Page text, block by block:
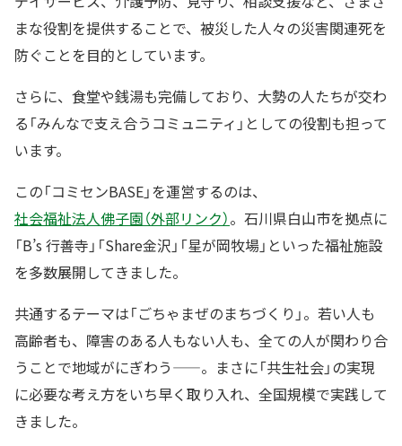
まな役割を提供することで、被災した人々の災害関連死を
防ぐことを目的としています。
さらに、食堂や銭湯も完備しており、大勢の人たちが交わ
る「みんなで支え合うコミュニティ」としての役割も担って
います。
この「コミセンBASE」を運営するのは、
社会福祉法人佛子園（外部リンク）。石川県白山市を拠点に
「B’s 行善寺」「Share金沢」「星が岡牧場」といった福祉施設
を多数展開してきました。
共通するテーマは「ごちゃまぜのまちづくり」。若い人も
高齢者も、障害のある人もない人も、全ての人が関わり合
うことで地域がにぎわう——。まさに「共生社会」の実現
に必要な考え方をいち早く取り入れ、全国規模で実践して
きました。